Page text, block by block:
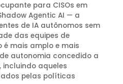
para CISOs em
Agentic AI — a
de IA autônomos sem
das equipes de
é mais amplo e mais
autonomia concedido a
incluindo aqueles
pelas políticas